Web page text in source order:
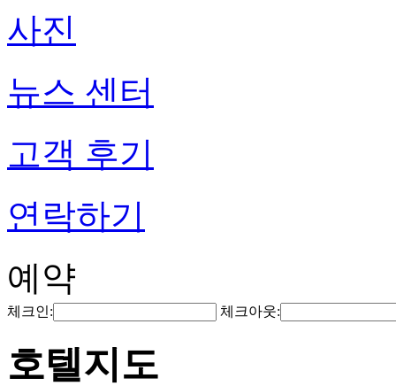
사진
뉴스 센터
고객 후기
연락하기
예약
체크인: 체크아웃:
호텔지도